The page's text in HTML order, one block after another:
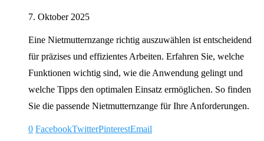
7. Oktober 2025
Eine Nietmutternzange richtig auszuwählen ist entscheidend
für präzises und effizientes Arbeiten. Erfahren Sie, welche
Funktionen wichtig sind, wie die Anwendung gelingt und
welche Tipps den optimalen Einsatz ermöglichen. So finden
Sie die passende Nietmutternzange für Ihre Anforderungen.
0 FacebookTwitterPinterestEmail